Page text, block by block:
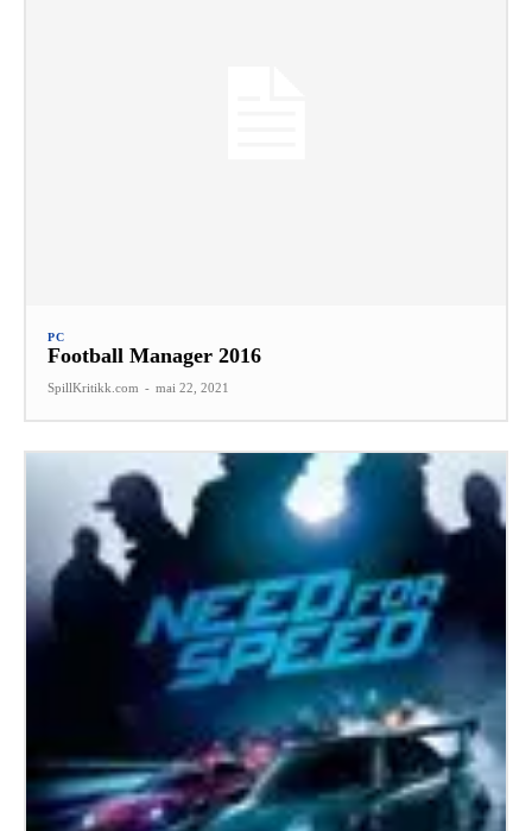
PC
Football Manager 2016
SpillKritikk.com - mai 22, 2021